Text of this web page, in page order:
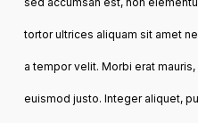
tortor ultrices aliquam sit amet
a tempor velit. Morbi erat
euismod justo. Integer aliquet,